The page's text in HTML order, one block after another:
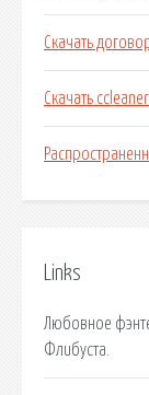
Скачать
Скачать
Links
Любовное
Флибуста.